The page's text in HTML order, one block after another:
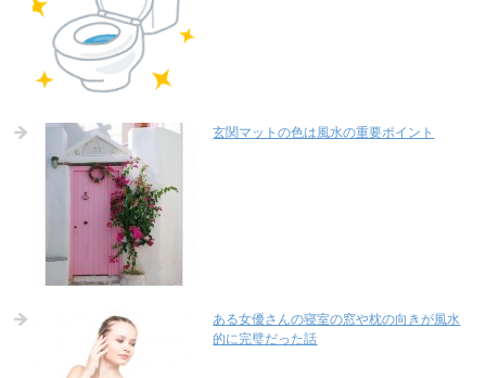
玄関マットの色は風水の重要ポイント
ある女優さんの寝室の窓や枕の向きが風水
的に完璧だった話